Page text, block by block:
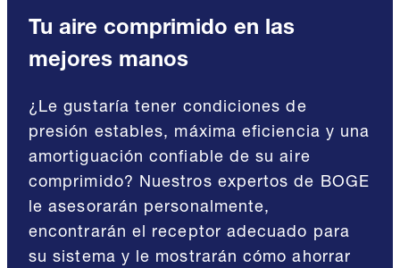
Tu aire comprimido en las
mejores manos
¿Le gustaría tener condiciones de
presión estables, máxima eficiencia y una
amortiguación confiable de su aire
comprimido? Nuestros expertos de BOGE
le asesorarán personalmente,
encontrarán el receptor adecuado para
su sistema y le mostrarán cómo ahorrar